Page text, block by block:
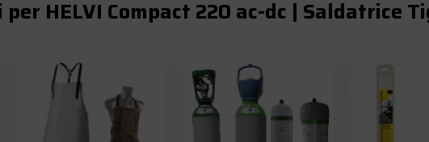
per HELVI Compact 220 ac-dc | Saldatrice